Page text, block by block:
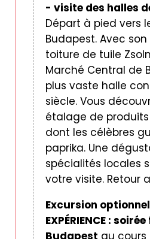
- visite des halles
Départ à pied vers
Budapest. Avec
toiture de tuile
Marché Central de
plus vaste halle
siècle. Vous
étalage de
dont les célèbres
paprika. Une
spécialités locales
votre visite. Retour
Excursion
EXPÉRIENCE :
Budapest au cours